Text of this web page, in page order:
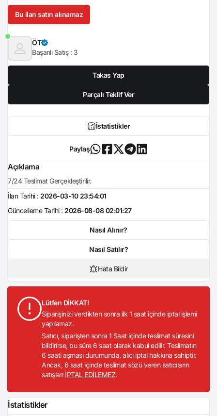
Bu ilan satın alınamaz
ÖT
Başarılı Satış : 3
Takas Yap
Parçalı Teklif Ver
İstatistikler
Paylaş
Açıklama
7/24 Teslimat Gerçekleştirilir.
İlan Tarihi : 2026-03-10 23:54:01
Güncelleme Tarihi : 2026-08-08 02:01:27
Nasıl Alınır?
Nasıl Satılır?
Hata Bildir
Lütfen DİKKAT!
Siparişinizi verdikten sonra ilk 1 saat içinde iptal işlemi
yapılamaz.
Satıcı, siparişten sonra 1 Saat içinde teslimat süresini
bildirirse, bu süre 6 saat olarak kabul edilir. Teslimatın
6 saati aşması durumunda, alıcı iptal hakkına sahiptir.
Ancak, 6 saat içinde teslimat sözü veren satıcıların
satışları İPTAL EDİLEMEZ.
İstatistikler